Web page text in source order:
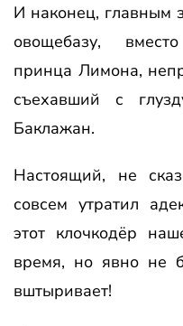
И наконец, главным
овощебазу,
принца Лимона,
съехавший с
Баклажан.
Настоящий, не
совсем утратил
этот клочкодёр
время, но явно не
вштыривает!